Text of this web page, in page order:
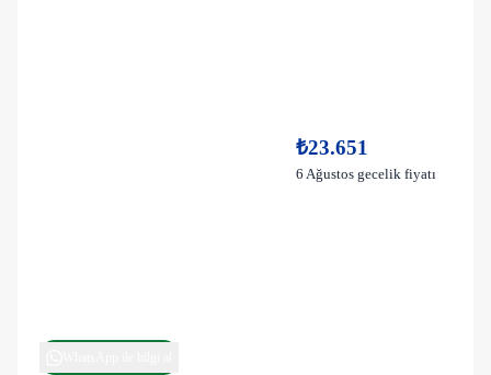
₺23.651
6 Ağustos gecelik fiyatı